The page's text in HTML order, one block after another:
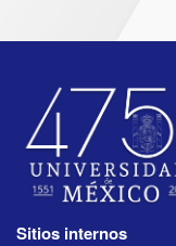
Sitios internos